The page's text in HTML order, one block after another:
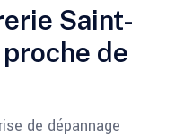
Saint-
de
de dépannage